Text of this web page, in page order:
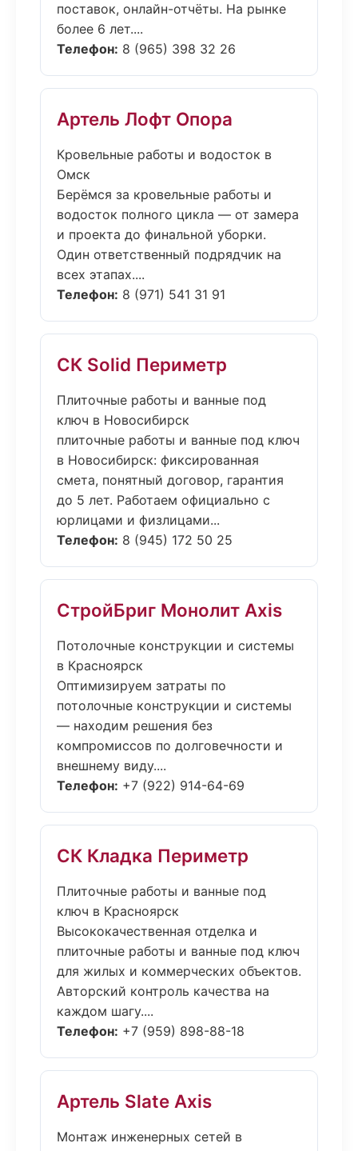
поставок, онлайн-отчёты. На рынке
более 6 лет....
Телефон: 8 (965) 398 32 26
Артель Лофт Опора
Кровельные работы и водосток в
Омск
Берёмся за кровельные работы и
водосток полного цикла — от замера
и проекта до финальной уборки.
Один ответственный подрядчик на
всех этапах....
Телефон: 8 (971) 541 31 91
СК Solid Периметр
Плиточные работы и ванные под
ключ в Новосибирск
плиточные работы и ванные под ключ
в Новосибирск: фиксированная
смета, понятный договор, гарантия
до 5 лет. Работаем официально с
юрлицами и физлицами...
Телефон: 8 (945) 172 50 25
СтройБриг Монолит Axis
Потолочные конструкции и системы
в Красноярск
Оптимизируем затраты по
потолочные конструкции и системы
— находим решения без
компромиссов по долговечности и
внешнему виду....
Телефон: +7 (922) 914-64-69
СК Кладка Периметр
Плиточные работы и ванные под
ключ в Красноярск
Высококачественная отделка и
плиточные работы и ванные под ключ
для жилых и коммерческих объектов.
Авторский контроль качества на
каждом шагу....
Телефон: +7 (959) 898-88-18
Артель Slate Axis
Монтаж инженерных сетей в